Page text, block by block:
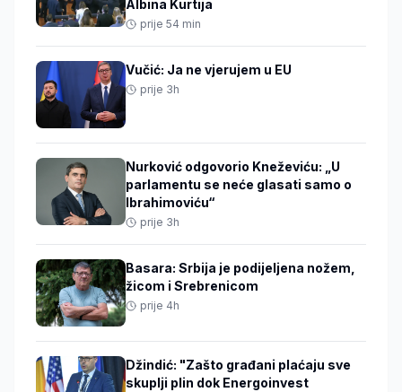
Albina Kurtija
prije 54 min
Vučić: Ja ne vjerujem u EU
prije 3h
Nurković odgovorio Kneževiću: „U
parlamentu se neće glasati samo o
Ibrahimoviću“
prije 3h
Basara: Srbija je podijeljena nožem,
žicom i Srebrenicom
prije 4h
Džindić: "Zašto građani plaćaju sve
skuplji plin dok Energoinvest